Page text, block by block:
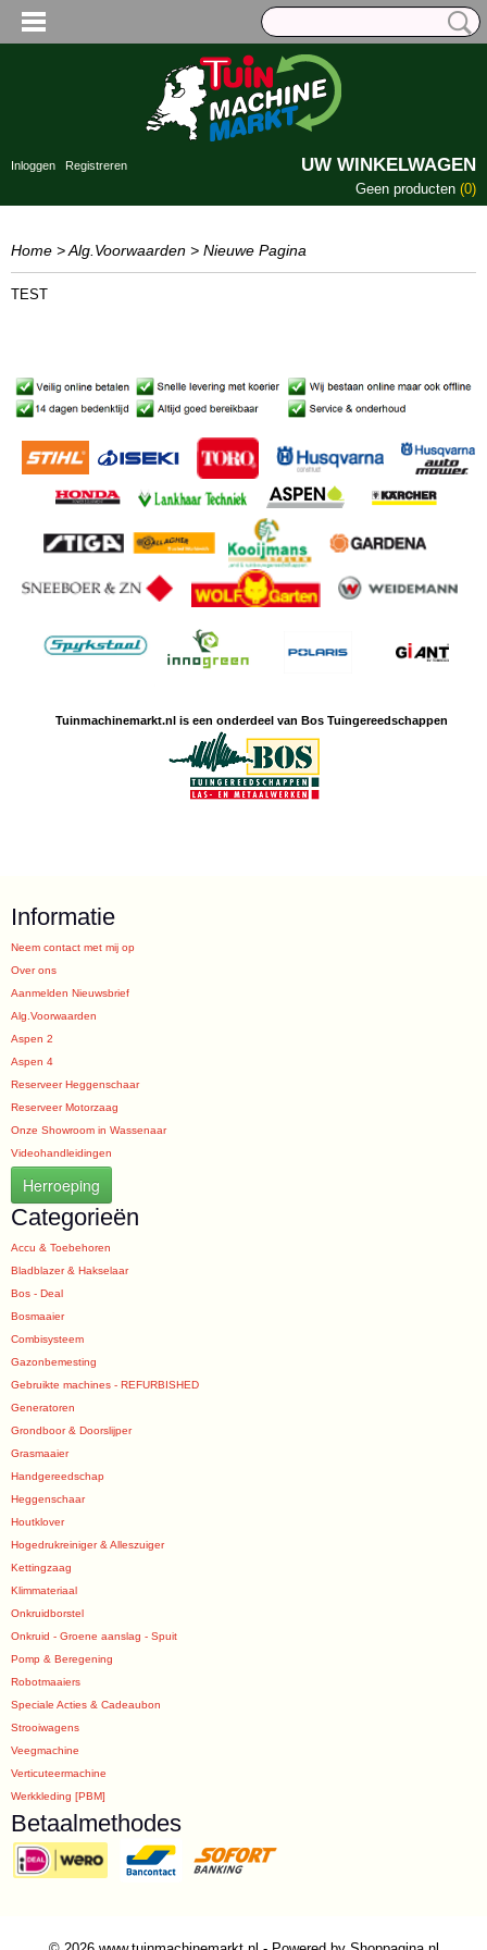
Inloggen Registreren UW WINKELWAGEN
Geen producten (0)
Home >Alg.Voorwaarden > Nieuwe Pagina
TEST
Tuinmachinemarkt.nl is een onderdeel van Bos Tuingereedschappen
Informatie
Neem contact met mij op
Over ons
Aanmelden Nieuwsbrief
Alg.Voorwaarden
Aspen 2
Aspen 4
Reserveer Heggenschaar
Reserveer Motorzaag
Onze Showroom in Wassenaar
Videohandleidingen
Herroeping
Categorieën
Accu & Toebehoren
Bladblazer & Hakselaar
Bos - Deal
Bosmaaier
Combisysteem
Gazonbemesting
Gebruikte machines - REFURBISHED
Generatoren
Grondboor & Doorslijper
Grasmaaier
Handgereedschap
Heggenschaar
Houtklover
Hogedrukreiniger & Alleszuiger
Kettingzaag
Klimmateriaal
Onkruidborstel
Onkruid - Groene aanslag - Spuit
Pomp & Beregening
Robotmaaiers
Speciale Acties & Cadeaubon
Strooiwagens
Veegmachine
Verticuteermachine
Werkkleding [PBM]
Betaalmethodes